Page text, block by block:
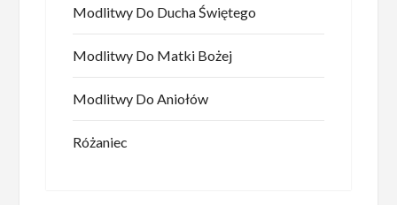
Modlitwy Do Ducha Świętego
Modlitwy Do Matki Bożej
Modlitwy Do Aniołów
Różaniec